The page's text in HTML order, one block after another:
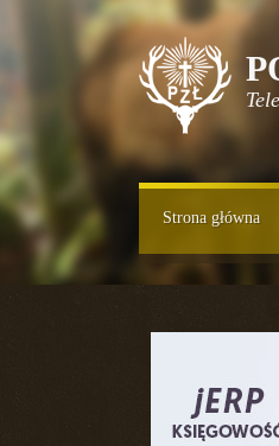
Strona główna